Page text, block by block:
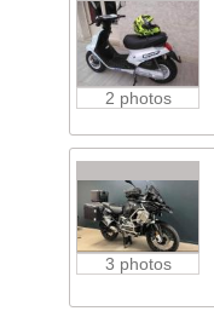
2 photos
3 photos